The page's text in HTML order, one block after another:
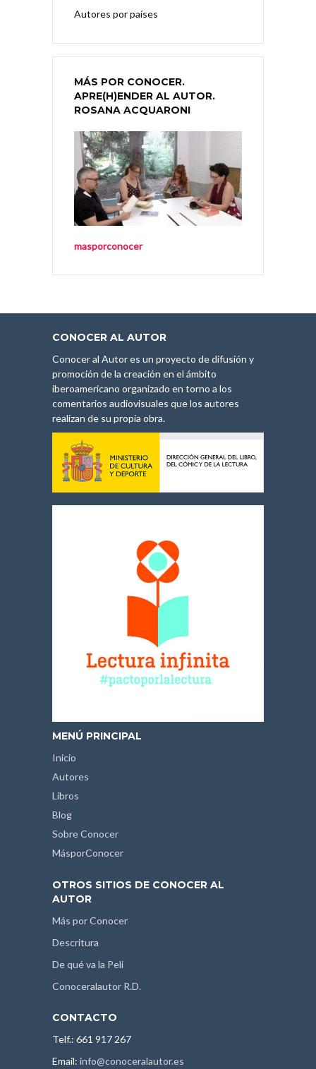
Autores por países
MÁS POR CONOCER.
APRE(H)ENDER AL AUTOR.
ROSANA ACQUARONI
masporconocer
CONOCER AL AUTOR
Conocer al Autor es un proyecto de difusión y
promoción de la creación en el ámbito
iberoamericano organizado en torno a los
comentarios audiovisuales que los autores
realizan de su propia obra.
MENÚ PRINCIPAL
Inicio
Autores
Libros
Blog
Sobre Conocer
MásporConocer
OTROS SITIOS DE CONOCER AL
AUTOR
Más por Conocer
Descritura
De qué va la Peli
Conoceralautor R.D.
CONTACTO
Telf.: 661 917 267
Email: info@conoceralautor.es